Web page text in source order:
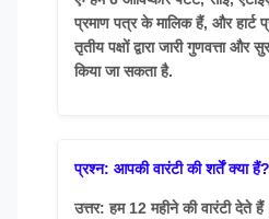
प्रमाण पत्र के मालिक हैं, और हार्ट
तृतीय पक्षों द्वारा जारी गुणवत्ता और
किया जा सकता है.
प्रश्न: आपकी वारंटी की शर्तें क्या हैं?
उत्तर: हम 12 महीने की वारंटी देते